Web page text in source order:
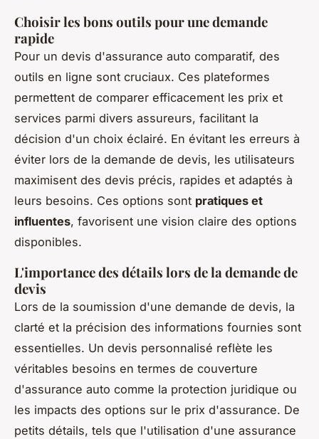
Choisir les bons outils pour une demande
rapide
Pour un devis d'assurance auto comparatif, des
outils en ligne sont cruciaux. Ces plateformes
permettent de comparer efficacement les prix et
services parmi divers assureurs, facilitant la
décision d'un choix éclairé. En évitant les erreurs à
éviter lors de la demande de devis, les utilisateurs
maximisent des devis précis, rapides et adaptés à
leurs besoins. Ces options sont pratiques et
influentes, favorisent une vision claire des options
disponibles.
L'importance des détails lors de la demande de
devis
Lors de la soumission d'une demande de devis, la
clarté et la précision des informations fournies sont
essentielles. Un devis personnalisé reflète les
véritables besoins en termes de couverture
d'assurance auto comme la protection juridique ou
les impacts des options sur le prix d'assurance. De
petits détails, tels que l'utilisation d'une assurance